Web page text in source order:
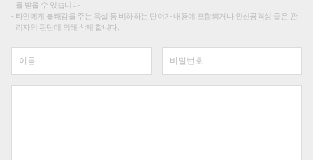
를 받을 수 있습니다.
타인에게 불쾌감을 주는 욕설 등 비하하는 단어가 내용에 포함되거나 인신공격성 글은 관
리자의 판단에 의해 삭제 합니다.